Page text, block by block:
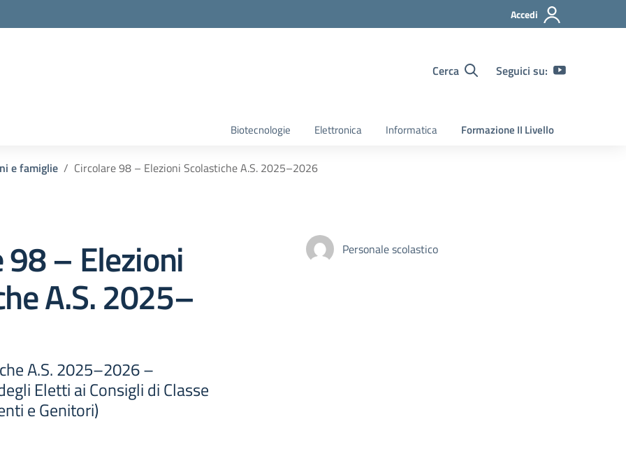
Accedi
Cerca Seguici su:
Biotecnologie Elettronica Informatica Formazione II Livello
e famiglie Circolare 98 – Elezioni Scolastiche A.S. 2025–2026
98 – Elezioni
A.S. 2025–
A.S. 2025–2026 –
Eletti ai Consigli di Classe
e Genitori)
Personale scolastico